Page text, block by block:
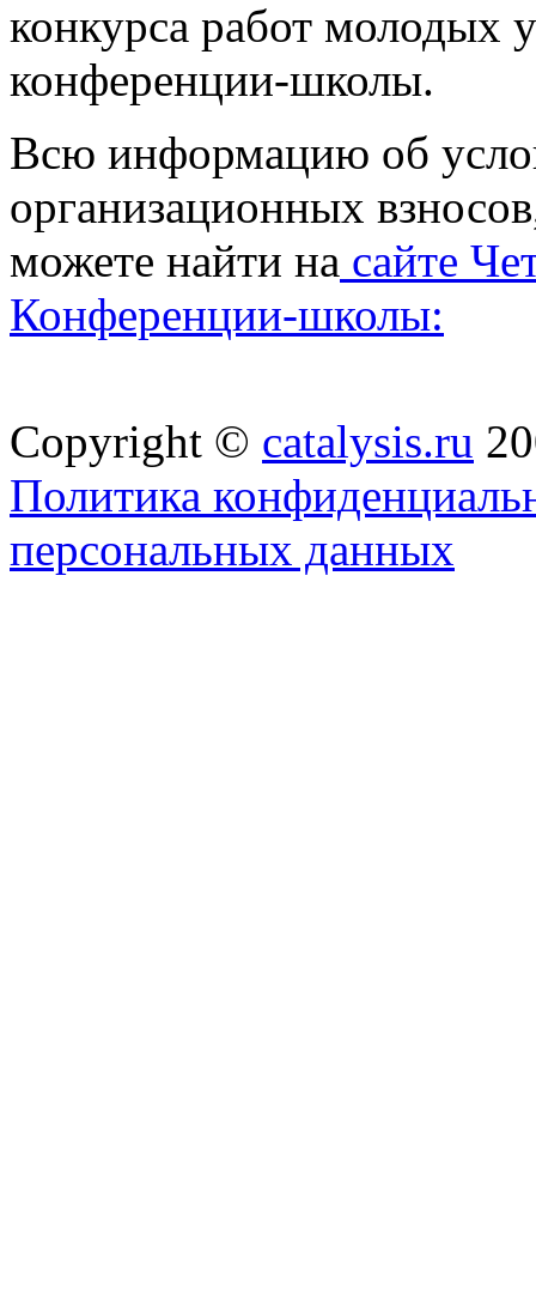
конкурса работ молодых
конференции-школы.
Всю информацию об
организационных
можете найти на сайте
Конференции-школы:
Copyright © catalysis.ru
Политика
персональных данных